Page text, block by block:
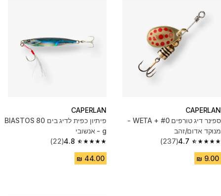
CAPERLAN
ספינר דיג טורפים WETA + #0 -
מנוקד אדום/זהב
4.7
4.7 out of 5 stars from 237 reviews
(237)
CAPERLAN
פיתיון כפית לדיג בים BIASTOS 80
g - אנשובי
4.8
4.8 out of 5 stars from 22 reviews
(22)